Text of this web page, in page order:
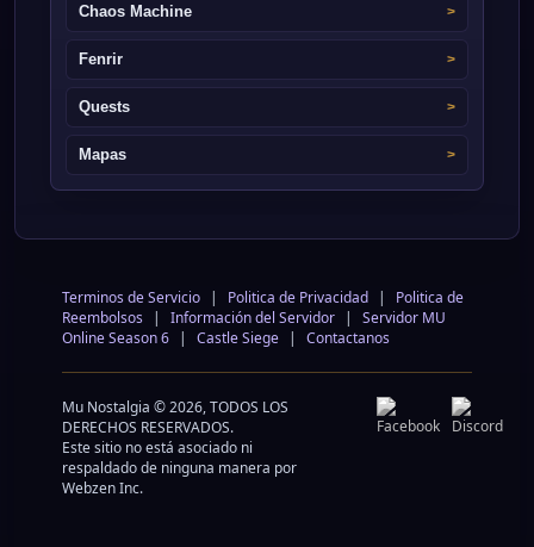
Chaos Machine
Fenrir
Quests
Mapas
Terminos de Servicio | Politica de Privacidad |
Politica de
Reembolsos
| Información del Servidor |
Servidor MU
Online Season 6 | Castle Siege | Contactanos
Mu Nostalgia © 2026, TODOS LOS
DERECHOS RESERVADOS.
Este sitio no está asociado ni
respaldado de ninguna manera por
Webzen Inc.